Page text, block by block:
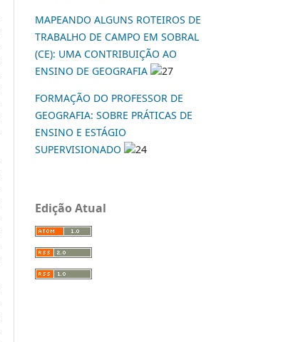
MAPEANDO ALGUNS ROTEIROS DE
TRABALHO DE CAMPO EM SOBRAL
(CE): UMA CONTRIBUIÇÃO AO
ENSINO DE GEOGRAFIA
27
FORMAÇÃO DO PROFESSOR DE
GEOGRAFIA: SOBRE PRÁTICAS DE
ENSINO E ESTÁGIO
SUPERVISIONADO
24
Edição Atual